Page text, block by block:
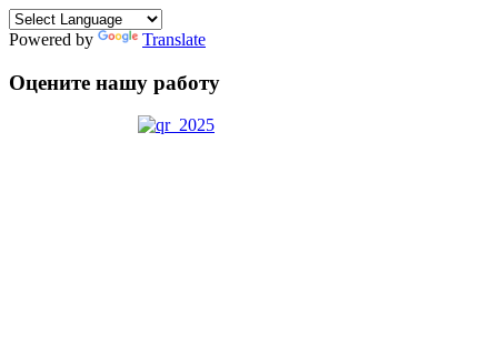
Powered by Translate
Оцените нашу работу